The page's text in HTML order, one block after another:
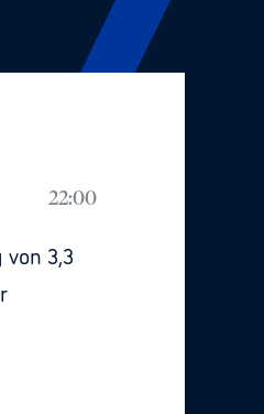
22:00
3,3